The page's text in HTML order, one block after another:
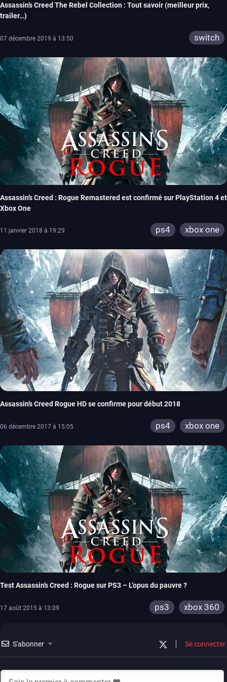
Assassin’s Creed The Rebel Collection : Tout savoir (meilleur prix,
trailer…)
07 décembre 2019 à 13:50 switch
Assassin’s Creed : Rogue Remastered est confirmé sur PlayStation 4 et
Xbox One
11 janvier 2018 à 19:29 ps4 xbox one
Assassin’s Creed Rogue HD se confirme pour début 2018
06 décembre 2017 à 15:05 ps4 xbox one
Test Assassin’s Creed : Rogue sur PS3 – L’opus du pauvre ?
17 août 2015 à 13:09 ps3 xbox 360
S'abonner Se connecter